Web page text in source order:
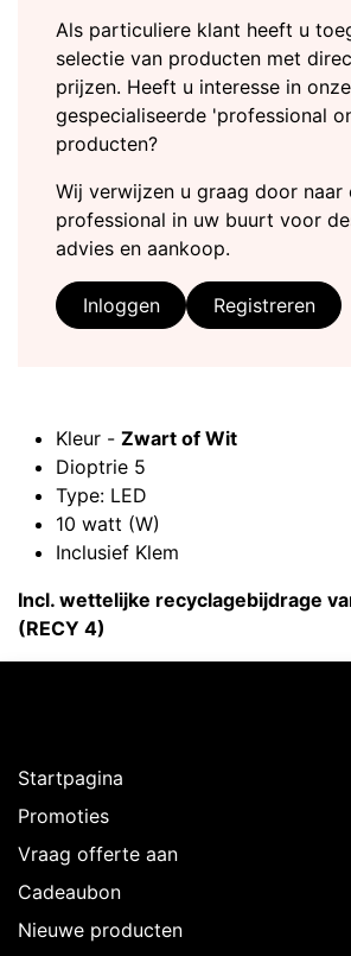
Kleur - Zwart of Wit
Dioptrie 5
Type: LED
10 watt (W)
Inclusief Klem
Incl. wettelijke recyclagebijdrage
(RECY 4)
Als particuliere klant heeft u
selectie van producten met
prijzen. Heeft u interesse in onze
gespecialiseerde 'professional
producten?
Wij verwijzen u graag door naar
professional in uw buurt voor
advies en aankoop.
Inloggen Registreren
Startpagina
Promoties
Vraag offerte aan
Cadeaubon
Nieuwe producten